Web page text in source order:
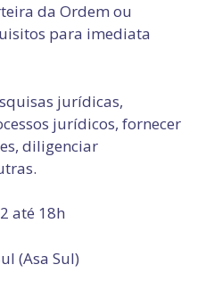
da Ordem ou
para imediata
jurídicas,
jurídicos, fornecer
diligenciar
até 18h
(Asa Sul)